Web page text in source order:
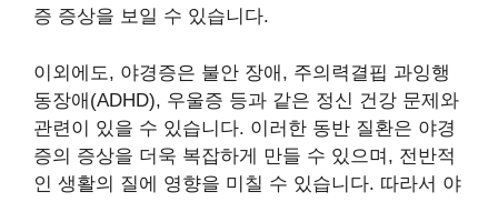
증 증상을 보일 수 있습니다.
이외에도, 야경증은 불안 장애, 주의력결핍 과잉행
동장애(ADHD), 우울증 등과 같은 정신 건강 문제와
관련이 있을 수 있습니다. 이러한 동반 질환은 야경
증의 증상을 더욱 복잡하게 만들 수 있으며, 전반적
인 생활의 질에 영향을 미칠 수 있습니다. 따라서 야